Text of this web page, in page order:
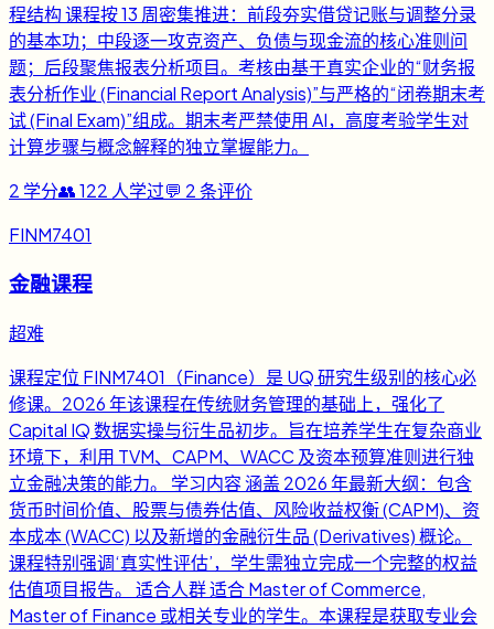
程结构 课程按 13 周密集推进：前段夯实借贷记账与调整分录
的基本功；中段逐一攻克资产、负债与现金流的核心准则问
题；后段聚焦报表分析项目。考核由基于真实企业的“财务报
表分析作业 (Financial Report Analysis)”与严格的“闭卷期末考
试 (Final Exam)”组成。期末考严禁使用 AI，高度考验学生对
计算步骤与概念解释的独立掌握能力。
2 学分👥122 人学过💬 2条评价
FINM7401
金融课程
超难
课程定位 FINM7401（Finance）是 UQ 研究生级别的核心必
修课。2026 年该课程在传统财务管理的基础上，强化了
Capital IQ 数据实操与衍生品初步。旨在培养学生在复杂商业
环境下，利用 TVM、CAPM、WACC 及资本预算准则进行独
立金融决策的能力。 学习内容 涵盖 2026 年最新大纲：包含
货币时间价值、股票与债券估值、风险收益权衡 (CAPM)、资
本成本 (WACC) 以及新增的金融衍生品 (Derivatives) 概论。
课程特别强调‘真实性评估’，学生需独立完成一个完整的权益
估值项目报告。 适合人群 适合 Master of Commerce,
Master of Finance 或相关专业的学生。本课程是获取专业会